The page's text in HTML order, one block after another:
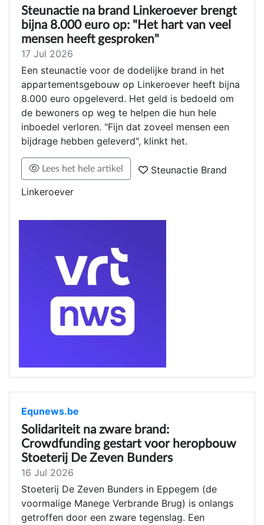
Steunactie na brand Linkeroever brengt
bijna 8.000 euro op: "Het hart van veel
mensen heeft gesproken"
17 Jul 2026
Een steunactie voor de dodelijke brand in het
appartementsgebouw op Linkeroever heeft bijna
8.000 euro opgeleverd. Het geld is bedoeld om
de bewoners op weg te helpen die hun hele
inboedel verloren. "Fijn dat zoveel mensen een
bijdrage hebben geleverd", klinkt het.
Lees het hele artikel
Steunactie Brand
Linkeroever
Equnews.be
Solidariteit na zware brand:
Crowdfunding gestart voor heropbouw
Stoeterij De Zeven Bunders
16 Jul 2026
Stoeterij De Zeven Bunders in Eppegem (de
voormalige Manege Verbrande Brug) is onlangs
getroffen door een zware tegenslag. Een